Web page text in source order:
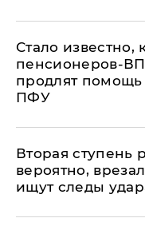
Стало
пенсионеров-
продлят
ПФУ
Вторая ступень
вероятно,
ищут следы